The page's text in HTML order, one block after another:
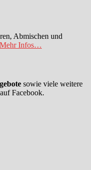
Abmischen und
Mehr Infos…
sowie viele weitere
Facebook.